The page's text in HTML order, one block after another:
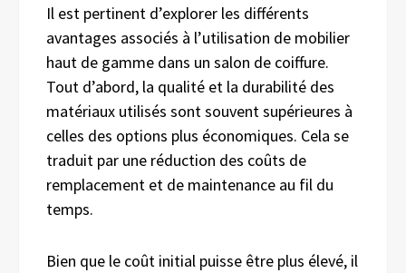
Il est pertinent d’explorer les différents
avantages associés à l’utilisation de mobilier
haut de gamme dans un salon de coiffure.
Tout d’abord, la qualité et la durabilité des
matériaux utilisés sont souvent supérieures à
celles des options plus économiques. Cela se
traduit par une réduction des coûts de
remplacement et de maintenance au fil du
temps.
Bien que le coût initial puisse être plus élevé, il